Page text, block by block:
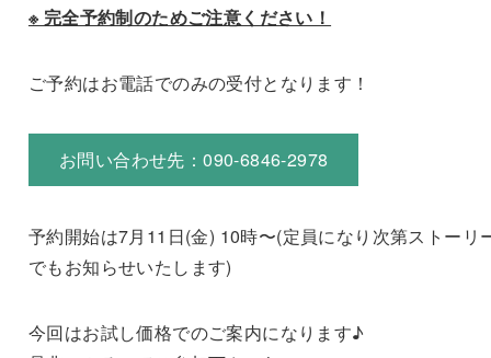
※ 完全予約制のためご注意ください！
ご予約はお電話でのみの受付となります！
お問い合わせ先：090-6846-2978
予約開始は7月11日(金) 10時〜(定員になり次第ストーリ
でもお知らせいたします)
今回はお試し価格でのご案内になります♪